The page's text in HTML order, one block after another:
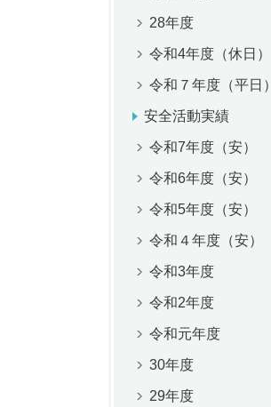
28年度
令和4年度（休日）
令和７年度（平日）
安全活動実績
令和7年度（安）
令和6年度（安）
令和5年度（安）
令和４年度（安）
令和3年度
令和2年度
令和元年度
30年度
29年度